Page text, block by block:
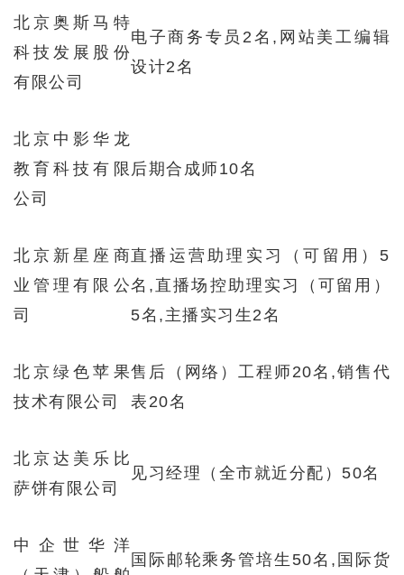
北京奥斯马特
科技发展股份
有限公司
电子商务专员2名,网站美工编辑
设计2名
北京中影华龙
教育科技有限
公司
后期合成师10名
北京新星座商
业管理有限公
司
直播运营助理实习（可留用）5
名,直播场控助理实习（可留用）
5名,主播实习生2名
北京绿色苹果
技术有限公司
售后（网络）工程师20名,销售代
表20名
北京达美乐比
萨饼有限公司
见习经理（全市就近分配）50名
中企世华洋
国际邮轮乘务管培生50名,国际货